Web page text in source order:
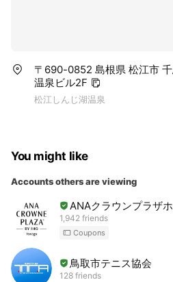
〒690-0852 島根県 松江市
温泉ビル2F
松江しんじ湖温泉
You might like
Accounts others are viewing
ANAクラウンプラザ
1,942 friends
Coupons
鳥取市テニス協会
128 friends